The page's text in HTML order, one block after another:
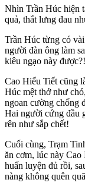
Nhìn Trần Húc hiện
quả, thắt lưng đau
Trần Húc từng có
người đàn ông làm
kiêu ngạo này được?!
Cao Hiểu Tiết cũng
Húc mệt thở như
ngoan cường chống
Hai người cứng đầu
rên như sắp chết!
Cuối cùng, Trạm
ăn cơm, lúc này
huấn luyện đủ rồi,
nàng không quên